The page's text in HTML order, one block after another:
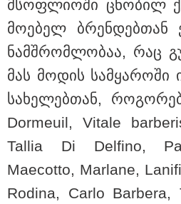
თბილისი -
ლარიდან
თბილისი
ლარიდან
თბილისი -
მსოფ­ლი­ო­ში ცნო­ბილ
მო­ე­ბელ ბრენ­დებ­თან
ნამ­შრომ­ლო­ბაა, რაც
მას მო­დის
სა­ხე­ლებ­თან,
Dormeuil, Vitale
Tallia Di Delfino,
Maecotto, Marlane,
Rodina, Carlo Barbera,